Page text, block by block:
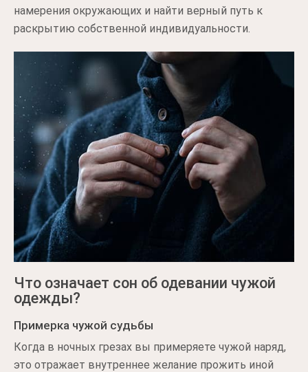
намерения окружающих и найти верный путь к
раскрытию собственной индивидуальности.
Что означает сон об одевании чужой
одежды?
Примерка чужой судьбы
Когда в ночных грезах вы примеряете чужой наряд,
это отражает внутреннее желание прожить иной